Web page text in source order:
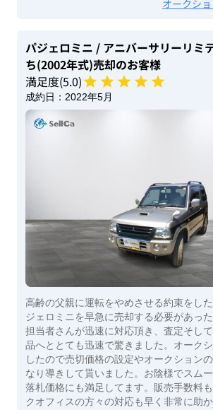
オークシ
パジェロミニ / アニバーサリーリミ
ち(2002年式)売却のお客様
満足度(5.0)
成約日： 2022年5月
高齢の父親に運転をやめさせる約束をし
ジェロミニを早急に売却する必要があっ
担当者さんが迅速に対応頂き、査定そし
品へととても迅速で驚きました。オーク
したので売切価格の設定やオークション
なり導きして貰いました。お陰様でスム
落札価格にも満足してます。販売手数料
クオフィスの方々の対応も早く非常に助